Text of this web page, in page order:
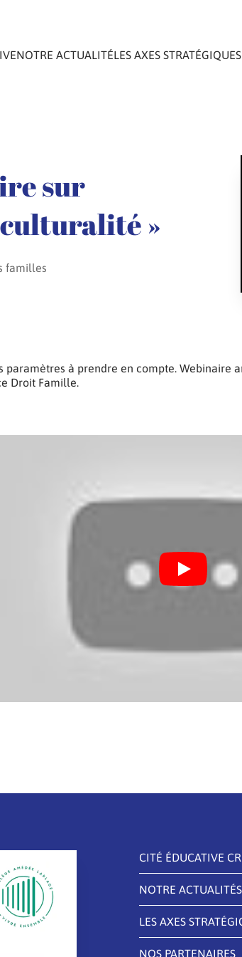
NOTRE ACTUALITÉLES AXES STRATÉGIQUES
sur
»
familles
paramètres à prendre en compte. Webinaire
Droit Famille.
CITÉ ÉDUCATIVE
NOTRE ACTUALITÉS
LES AXES
NOS PARTENAIRES